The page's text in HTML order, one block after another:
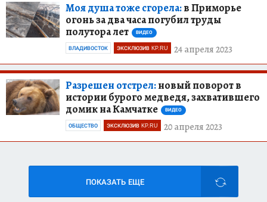
Моя душа тоже сгорела:в Приморье
огонь за два часа погубил труды
полутора лет
ВИДЕО
24 апреля 2023
ВЛАДИВОСТОК ЭКСКЛЮЗИВ KP.RU
Разрешен отстрел:новый поворот в
истории бурого медведя, захватившего
домик на Камчатке
ВИДЕО
20 апреля 2023
ОБЩЕСТВО ЭКСКЛЮЗИВ KP.RU
ПОКАЗАТЬ ЕЩЕ